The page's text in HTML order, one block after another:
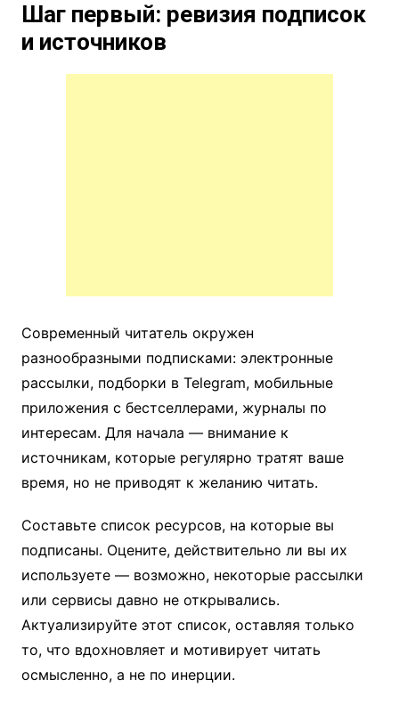
Шаг первый: ревизия подписок
и источников
Современный читатель окружен
разнообразными подписками: электронные
рассылки, подборки в Telegram, мобильные
приложения с бестселлерами, журналы по
интересам. Для начала — внимание к
источникам, которые регулярно тратят ваше
время, но не приводят к желанию читать.
Составьте список ресурсов, на которые вы
подписаны. Оцените, действительно ли вы их
используете — возможно, некоторые рассылки
или сервисы давно не открывались.
Актуализируйте этот список, оставляя только
то, что вдохновляет и мотивирует читать
осмысленно, а не по инерции.